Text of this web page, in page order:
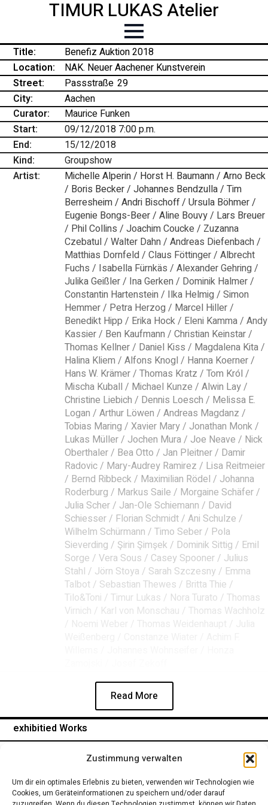
Zustimmung verwalten
Um dir ein optimales Erlebnis zu bieten, verwenden wir Technologien wie
Cookies, um Geräteinformationen zu speichern und/oder darauf
TIMUR LUKAS Atelier
Title:
Benefiz Auktion 2018
Location:
NAK. Neuer Aachener Kunstverein
Street:
Passstraße- 29
City:
Aachen
Curator:
Maurice Funken
Start:
09/12/2018 7:00 p.m.
End:
15/12/2018
Kind:
Groupshow
Artist:
Michelle Alperin / Horst H. Baumann / Arno Beck
/ Boris Becker / Johannes Bendzulla / Tim
Berresheim / Andri Bischoff / Ursula Böhmer /
Eugenie Bongs-Beer / Aline Bouvy / Lars Breuer
/ Phil Collins / Joachim Coucke / Zuzanna
Czebatul / Walter Dahn / Andreas Diefenbach /
Matthias Dornfeld / Claus Föttinger / Albrecht
Fuchs / Isabella Fürnkäs / Alexander Gehring /
Julika Geißler / Ina Gerken / Dominik Halmer /
Constantin Hartenstein / Ilka Helmig / Simon
Hemmer / Petra Herzog / Marcel Hiller /
Benedikt Hipp / Erika Hock / Eleni Kamma / Andy
Kassier / Ben Kaufmann / Christian Keinstar /
Thomas Kellner / Daniel Kiss / Magdalena Kita /
Halina Kliem / Alfons Knogl / Hanna Koerner /
Hans W. Krämer / Thomas Kratz / Tom Król /
Mischa Kuball / Michael Kunze / Alwin Lay /
Christine Liebich / Dennis Loesch / Melissa E.
Logan / Arthur Löwen / Andreas Magdanz /
Tobias Maring / Xavier Mary / Jonathan Monk /
Lukas Müller / Jochen Mura / Joe Neave / Nick
Oberthaler / Bea Otto / Jan Pleitner / Damir
Radovic / Mary-Audrey Ramirez / Lisa Reitmeier
/ Bernd Ribbeck / Maximilian Rödel / Johanna
Roderburg / Markus Saile / Morgaine Schäfer /
Julia Scher / Jan-Ole Schiemann / David
Schiesser / Florian Schmidt / Ani Schulze /
Wilhelm Schürmann / Timo Seber / Pola
Sieverding / Şirin Şimşek / Dominik Sittig / Emil
Sorge / Vera Sous / Casey Spooner / Julius
Stahl / Jörn Stoya / Sarah Szczesny / Emma
Talbot / Sebastian Thewes / Britta Thie /
Tilo&Toni / Timur Lukas / Nora Turato / Thomas
Virnich / Karl von Monschau / Thomas Wachholz
Read More
exhibitied Works
IMPRESSUM